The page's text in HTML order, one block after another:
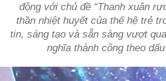
động với chủ đề “Thanh xuân
thần nhiệt huyết của thế hệ trẻ
tin, sáng tạo và sẵn sàng vượt
nghĩa thành công theo